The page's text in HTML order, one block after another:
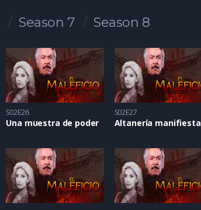
Season 7 Season 8
S02E26
Una muestra de poder
S02E27
Altanería manifiesta